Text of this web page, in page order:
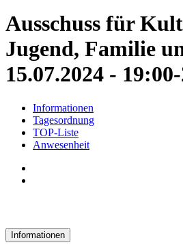
Ausschuss für
Jugend, Familie
15.07.2024 -
Informationen
Tagesordnung
TOP-Liste
Anwesenheit
Informationen